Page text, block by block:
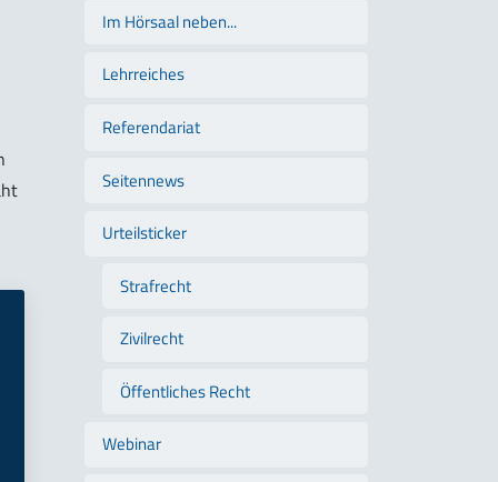
Im Hörsaal neben...
Lehrreiches
Referendariat
Seitennews
Urteilsticker
Strafrecht
Zivilrecht
Öffentliches Recht
Webinar